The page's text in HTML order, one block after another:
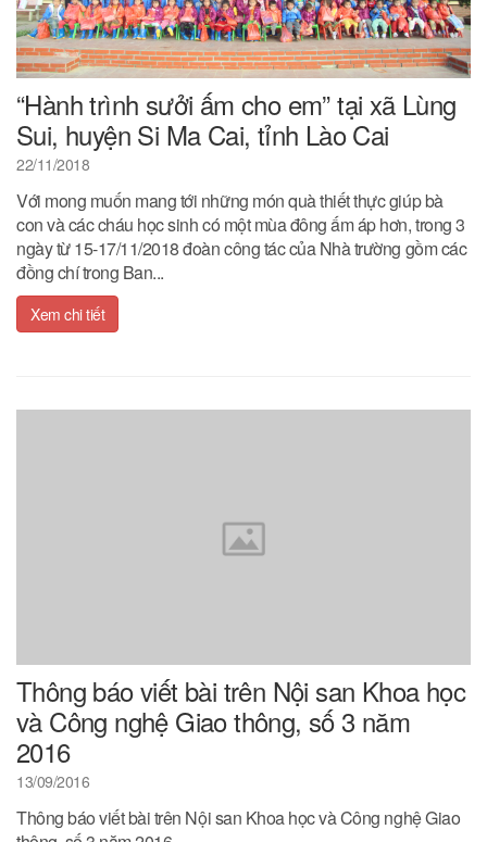
“Hành trình sưởi ấm cho em” tại xã Lùng
Sui, huyện Si Ma Cai, tỉnh Lào Cai
22/11/2018
Với mong muốn mang tới những món quà thiết thực giúp bà
con và các cháu học sinh có một mùa đông ấm áp hơn, trong 3
ngày từ 15-17/11/2018 đoàn công tác của Nhà trường gồm các
đồng chí trong Ban...
Xem chi tiết
Thông báo viết bài trên Nội san Khoa học
và Công nghệ Giao thông, số 3 năm
2016
13/09/2016
Thông báo viết bài trên Nội san Khoa học và Công nghệ Giao